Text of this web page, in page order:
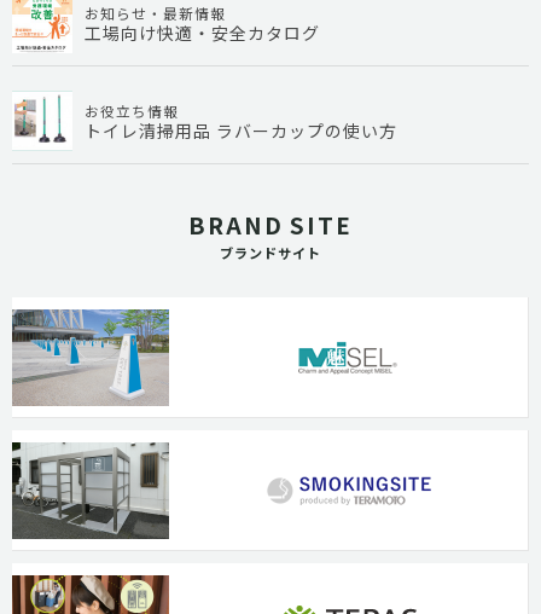
お知らせ・最新情報
工場向け快適・安全カタログ
お役立ち情報
トイレ清掃用品 ラバーカップの使い方
BRAND SITE
ブランドサイト